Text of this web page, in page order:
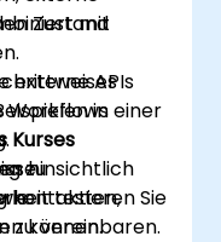
Zustand
externe APIs
Workflows
hinsichtlich
testen,
können.
mit
in einer
zu
Kurses
kontaktieren Sie
zu vereinbaren.